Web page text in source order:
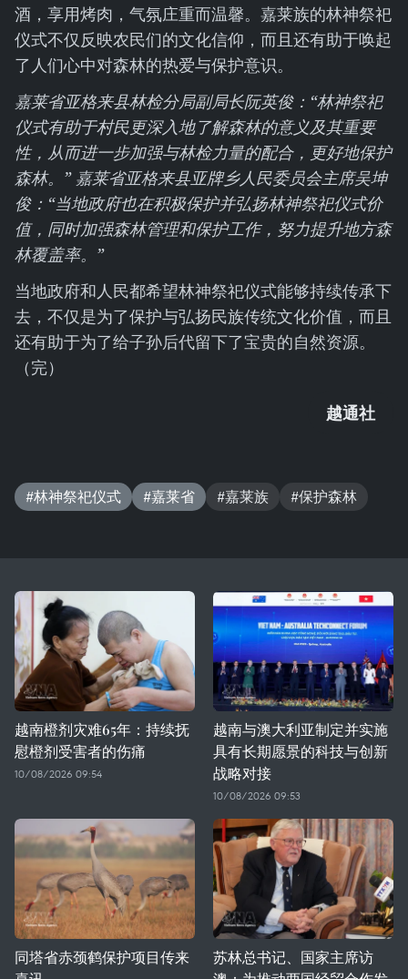
酒，享用烤肉，气氛庄重而温馨。嘉莱族的林神祭祀
仪式不仅反映农民们的文化信仰，而且还有助于唤起
了人们心中对森林的热爱与保护意识。
嘉莱省亚格来县林检分局副局长阮英俊：“林神祭祀
仪式有助于村民更深入地了解森林的意义及其重要
性，从而进一步加强与林检力量的配合，更好地保护
森林。” 嘉莱省亚格来县亚牌乡人民委员会主席吴坤
俊：“当地政府也在积极保护并弘扬林神祭祀仪式价
值，同时加强森林管理和保护工作，努力提升地方森
林覆盖率。”
当地政府和人民都希望林神祭祀仪式能够持续传承下
去，不仅是为了保护与弘扬民族传统文化价值，而且
还有助于为了给子孙后代留下了宝贵的自然资源。
（完）
越通社
#林神祭祀仪式 #嘉莱省 #嘉莱族 #保护森林
越南橙剂灾难65年：持续抚
慰橙剂受害者的伤痛
10/08/2026 09:54
越南与澳大利亚制定并实施
具有长期愿景的科技与创新
战略对接
10/08/2026 09:53
同塔省赤颈鹤保护项目传来
苏林总书记、国家主席访